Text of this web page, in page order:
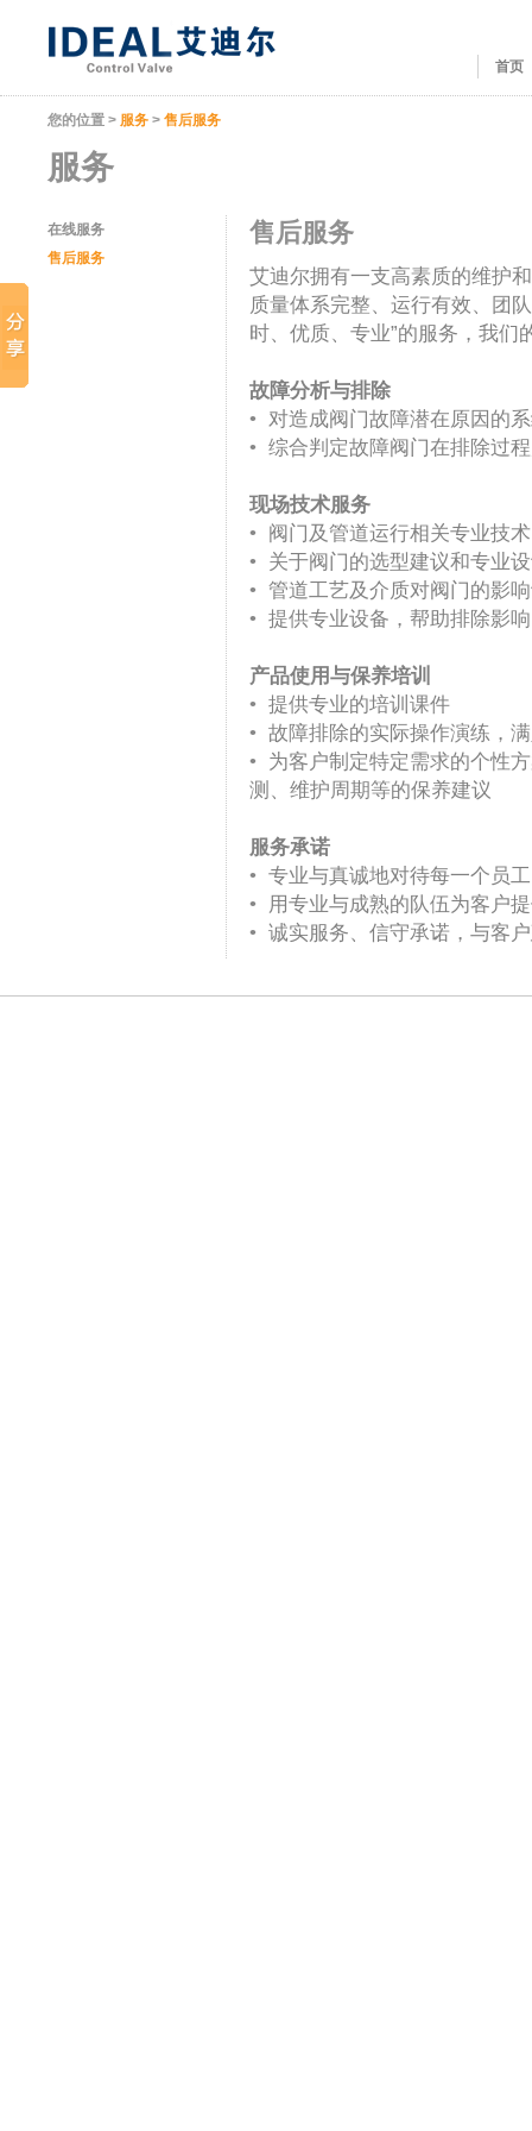
首页
您的位置 > 服务 > 售后服务
服务
在线服务
售后服务
售后服务
艾迪尔拥有一支高素质的维护
质量体系完整、运行有效、团
时、优质、专业”的服务，我们
故障分析与排除
• 对造成阀门故障潜在原因的
• 综合判定故障阀门在排除过
现场技术服务
• 阀门及管道运行相关专业技
• 关于阀门的选型建议和专业
• 管道工艺及介质对阀门的影
• 提供专业设备，帮助排除影
产品使用与保养培训
• 提供专业的培训课件
• 故障排除的实际操作演练，
• 为客户制定特定需求的个性
测、维护周期等的保养建议
服务承诺
• 专业与真诚地对待每一个员
• 用专业与成熟的队伍为客户
• 诚实服务、信守承诺，与客